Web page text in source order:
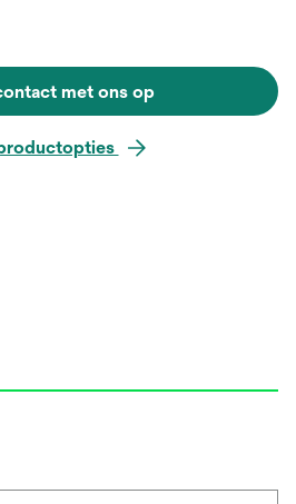
met ons op